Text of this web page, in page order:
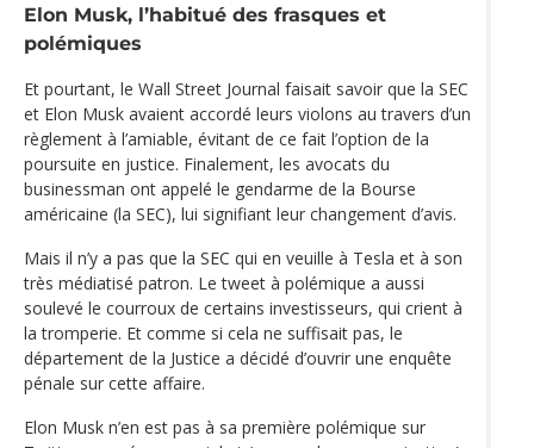
Elon Musk, l’habitué des frasques et
polémiques
Et pourtant, le Wall Street Journal faisait savoir que la SEC
et Elon Musk avaient accordé leurs violons au travers d’un
règlement à l’amiable, évitant de ce fait l’option de la
poursuite en justice. Finalement, les avocats du
businessman ont appelé le gendarme de la Bourse
américaine (la SEC), lui signifiant leur changement d’avis.
Mais il n’y a pas que la SEC qui en veuille à Tesla et à son
très médiatisé patron. Le tweet à polémique a aussi
soulevé le courroux de certains investisseurs, qui crient à
la tromperie. Et comme si cela ne suffisait pas, le
département de la Justice a décidé d’ouvrir une enquête
pénale sur cette affaire.
Elon Musk n’en est pas à sa première polémique sur